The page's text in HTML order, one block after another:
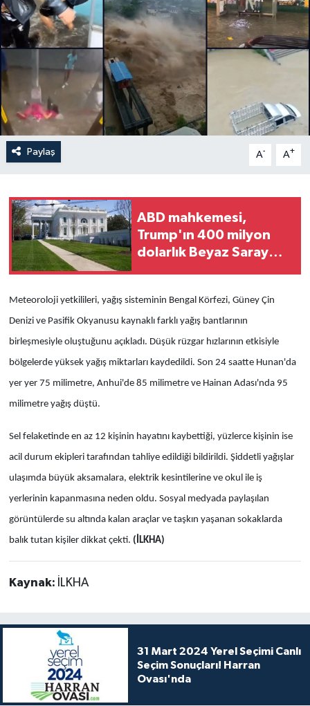
Paylaş A- A+
ABD mahkemesi,
Trump'ın 400 milyon
dolarlık Beyaz Saray
Meteoroloji yetkilileri, yağış sisteminin Bengal Körfezi, Güney Çin
Denizi ve Pasifik Okyanusu kaynaklı farklı yağış bantlarının
birleşmesiyle oluştuğunu açıkladı. Düşük rüzgar hızlarının etkisiyle
bölgelerde yüksek yağış miktarları kaydedildi. Son 24 saatte Hunan'da
yer yer 75 milimetre, Anhui'de 85 milimetre ve Hainan Adası'nda 95
milimetre yağış düştü.
Sel felaketinde en az 12 kişinin hayatını kaybettiği, yüzlerce kişinin ise
acil durum ekipleri tarafından tahliye edildiği bildirildi. Şiddetli yağışlar
ulaşımda büyük aksamalara, elektrik kesintilerine ve okul ile iş
yerlerinin kapanmasına neden oldu. Sosyal medyada paylaşılan
görüntülerde su altında kalan araçlar ve taşkın yaşanan sokaklarda
balık tutan kişiler dikkat çekti. (İLKHA)
Kaynak: İLKHA
31 Mart 2024 Yerel Seçimi Canlı
Seçim Sonuçları! Harran
Ovası'nda
Anali̇z
Bi̇li̇m & Teknoloji̇
Dünya
Eği̇ti̇m